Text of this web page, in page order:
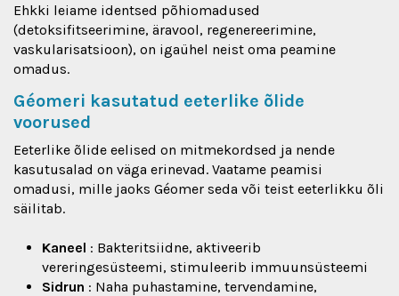
Ehkki leiame identsed põhiomadused
(detoksifitseerimine, äravool, regenereerimine,
vaskularisatsioon), on igaühel neist oma peamine
omadus.
Géomeri kasutatud eeterlike õlide
voorused
Eeterlike õlide eelised on mitmekordsed ja nende
kasutusalad on väga erinevad. Vaatame peamisi
omadusi, mille jaoks Géomer seda või teist eeterlikku õli
säilitab.
Kaneel : Bakteritsiidne, aktiveerib
vereringesüsteemi, stimuleerib immuunsüsteemi
Sidrun : Naha puhastamine, tervendamine,